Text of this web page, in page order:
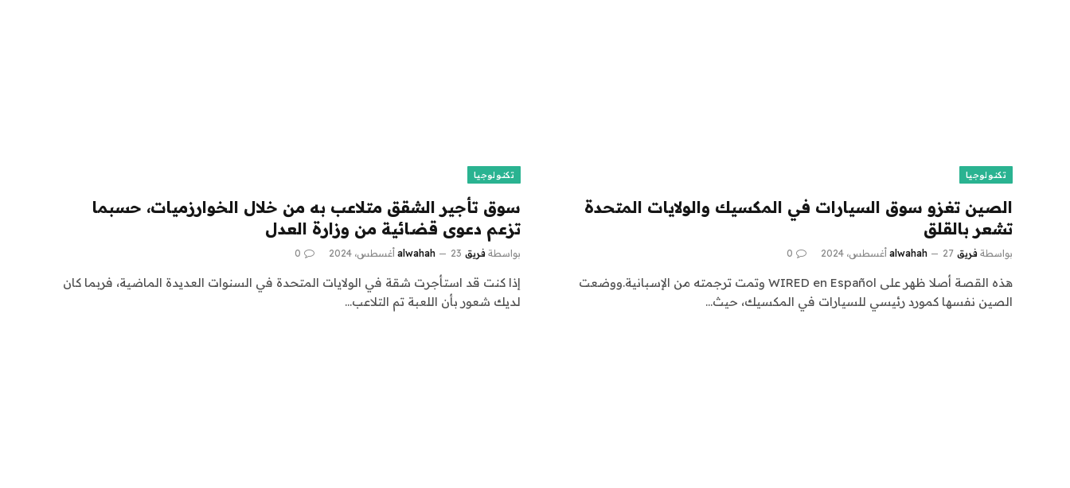
تكنولوجيا
الصين تغزو سوق السيارات في المكسيك والولايات المتحدة
تشعر بالقلق
بواسطة فريق alwahah 27 أغسطس، 2024 0
هذه القصة أصلا ظهر على WIRED en Español وتمت ترجمته من الإسبانية.ووضعت
الصين نفسها كمورد رئيسي للسيارات في المكسيك، حيث…
تكنولوجيا
سوق تأجير الشقق متلاعب به من خلال الخوارزميات، حسبما
تزعم دعوى قضائية من وزارة العدل
بواسطة فريق alwahah 23 أغسطس، 2024 0
إذا كنت قد استأجرت شقة في الولايات المتحدة في السنوات العديدة الماضية، فربما كان
لديك شعور بأن اللعبة تم التلاعب…